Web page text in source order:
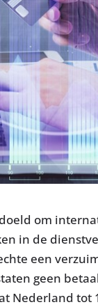
om
in de
een
geen
Nederland tot